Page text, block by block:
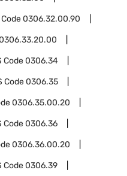
Code0306.32.00.90
Code0306.34
Code0306.35
0306.35.00.20
Code0306.36
0306.36.00.20
Code0306.39